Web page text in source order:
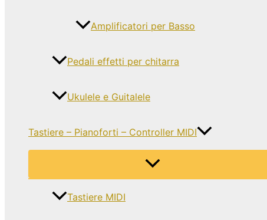
Amplificatori per Basso
Pedali effetti per chitarra
Ukulele e Guitalele
Tastiere – Pianoforti – Controller MIDI
Tastiere MIDI